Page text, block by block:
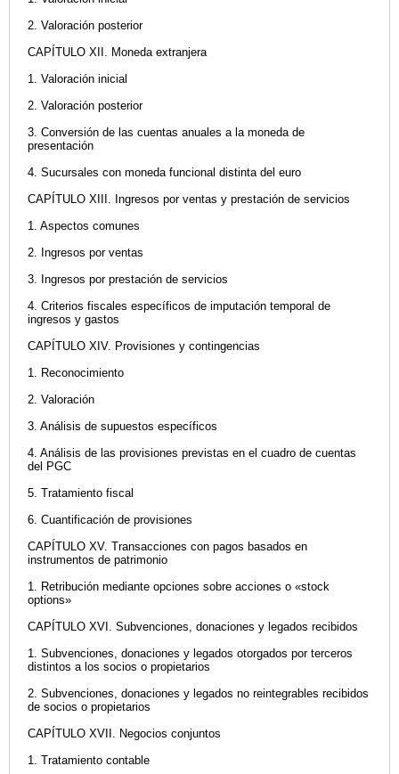
2. Valoración posterior
CAPÍTULO XII. Moneda extranjera
1. Valoración inicial
2. Valoración posterior
3. Conversión de las cuentas anuales a la moneda de
presentación
4. Sucursales con moneda funcional distinta del euro
CAPÍTULO XIII. Ingresos por ventas y prestación de servicios
1. Aspectos comunes
2. Ingresos por ventas
3. Ingresos por prestación de servicios
4. Criterios fiscales específicos de imputación temporal de
ingresos y gastos
CAPÍTULO XIV. Provisiones y contingencias
1. Reconocimiento
2. Valoración
3. Análisis de supuestos específicos
4. Análisis de las provisiones previstas en el cuadro de cuentas
del PGC
5. Tratamiento fiscal
6. Cuantificación de provisiones
CAPÍTULO XV. Transacciones con pagos basados en
instrumentos de patrimonio
1. Retribución mediante opciones sobre acciones o «stock
options»
CAPÍTULO XVI. Subvenciones, donaciones y legados recibidos
1. Subvenciones, donaciones y legados otorgados por terceros
distintos a los socios o propietarios
2. Subvenciones, donaciones y legados no reintegrables recibidos
de socios o propietarios
CAPÍTULO XVII. Negocios conjuntos
1. Tratamiento contable